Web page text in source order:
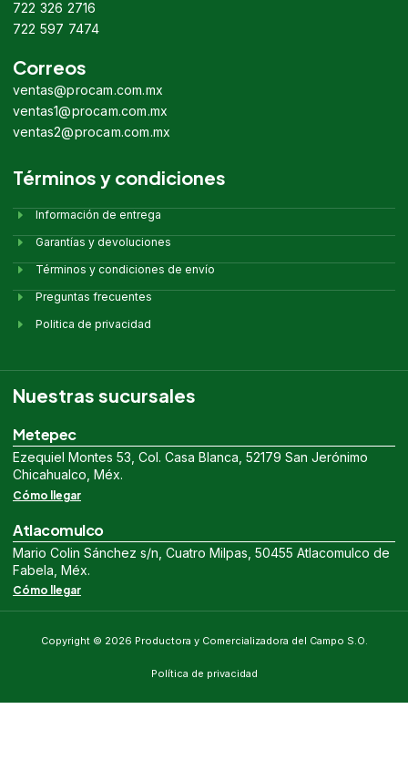
722 326 2716
722 597 7474
Correos
ventas@procam.com.mx
ventas1@procam.com.mx
ventas2@procam.com.mx
Términos y condiciones
Información de entrega
Garantías y devoluciones
Términos y condiciones de envío
Preguntas frecuentes
Politica de privacidad
Nuestras sucursales
Metepec
Ezequiel Montes 53, Col. Casa Blanca, 52179 San Jerónimo
Chicahualco, Méx.
Cómo llegar
Atlacomulco
Mario Colin Sánchez s/n, Cuatro Milpas, 50455 Atlacomulco de
Fabela, Méx.
Cómo llegar
Copyright © 2026 Productora y Comercializadora del Campo S.O.
Política de privacidad